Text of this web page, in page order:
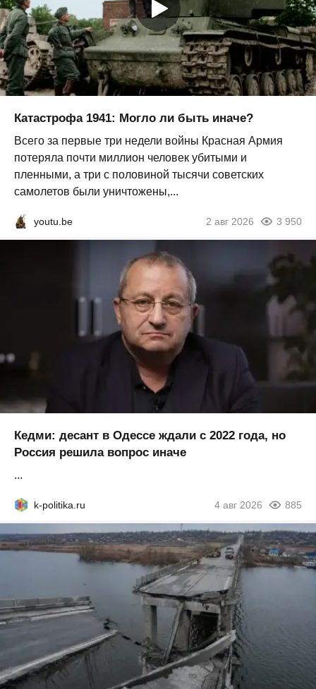
Катастрофа 1941: Могло ли быть иначе?
Всего за первые три недели войны Красная Армия
потеряла почти миллион человек убитыми и
пленными, а три с половиной тысячи советских
самолетов были уничтожены,...
youtu.be 2 авг 2026 3 950
Кедми: десант в Одессе ждали с 2022 года, но
Россия решила вопрос иначе
...
k-politika.ru 4 авг 2026 885